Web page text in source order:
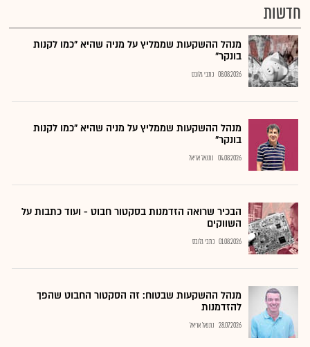
חדשות
מנהל ההשקעות שממליץ על מניה שהיא "כמו לקנות
בונקר"
08.08.2026 כתבי גלובס
מנהל ההשקעות שממליץ על מניה שהיא "כמו לקנות
בונקר"
04.08.2026 נתנאל אריאל
הבכיר שרואה הזדמנות בסקטור חבוט - ועוד כתבות על
השווקים
01.08.2026 כתבי גלובס
מנהל ההשקעות שבטוח: זה הסקטור החבוט שהפך
להזדמנות
28.07.2026 נתנאל אריאל